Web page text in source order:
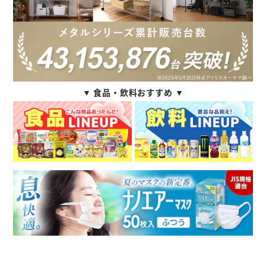
▼ 食品・飲料おすすめ ▼